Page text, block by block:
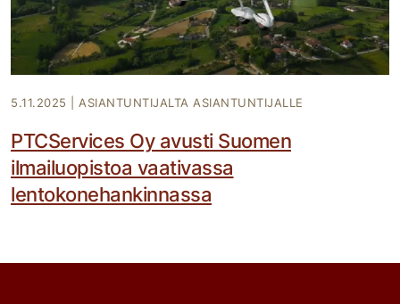
5.11.2025 ASIANTUNTIJALTA ASIANTUNTIJALLE
PTCServices Oy avusti Suomen
ilmailuopistoa vaativassa
lentokonehankinnassa